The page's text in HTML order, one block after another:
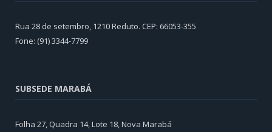
Rua 28 de setembro, 1210 Reduto. CEP: 66053-355
Fone: (91) 3344-7799
SUBSEDE MARABÁ
Folha 27, Quadra 14, Lote 18, Nova Marabá